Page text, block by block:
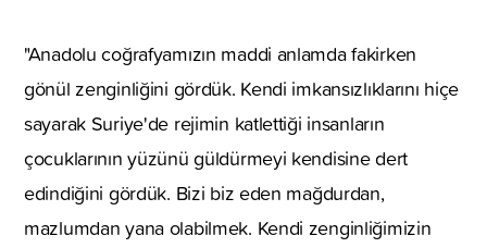
"Anadolu coğrafyamızın maddi anlamda fakirken
gönül zenginliğini gördük. Kendi imkansızlıklarını hiçe
sayarak Suriye'de rejimin katlettiği insanların
çocuklarının yüzünü güldürmeyi kendisine dert
edindiğini gördük. Bizi biz eden mağdurdan,
mazlumdan yana olabilmek. Kendi zenginliğimizin